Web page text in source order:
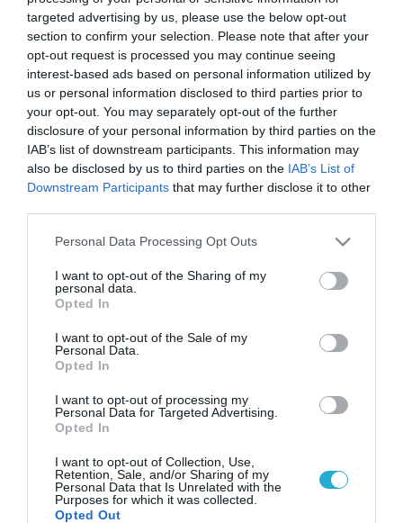
targeted advertising by us, please use the below opt-out
section to confirm your selection. Please note that after your
opt-out request is processed you may continue seeing
interest-based ads based on personal information utilized by
us or personal information disclosed to third parties prior to
your opt-out. You may separately opt-out of the further
disclosure of your personal information by third parties on the
IAB’s list of downstream participants. This information may
also be disclosed by us to third parties on the IAB’s List of
Downstream Participants that may further disclose it to other
Please note that this website/app uses one or more Google
not limited to your visit or usage behaviour. You may click to
grant or deny consent to Google and its third-party tags to
use your data for below specified purposes in below Google
consent section.
Personal Data Processing Opt Outs
I want to opt-out of the Sharing of my
personal data.
Opted In
I want to opt-out of the Sale of my
Personal Data.
Opted In
I want to opt-out of processing my
Personal Data for Targeted Advertising.
Opted In
I want to opt-out of Collection, Use,
Retention, Sale, and/or Sharing of my
Personal Data that Is Unrelated with the
Purposes for which it was collected.
Opted Out
ΤΕΧΝΟΛΟΓΙΕΣ
Επενδύσεις άνω των 5 δισ. ευρώ
στην Ελλάδα από κολοσσούς
στον τομέα υψηλής τεχνολογίας
26.09.2022